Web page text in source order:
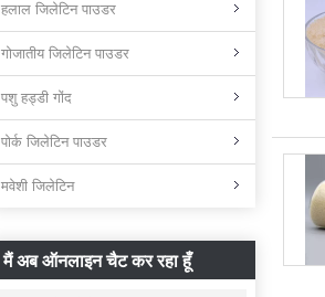
हलाल जिलेटिन पाउडर
गोजातीय जिलेटिन पाउडर
पशु हड्डी गोंद
पोर्क जिलेटिन पाउडर
मवेशी जिलेटिन
मैं अब ऑनलाइन चैट कर रहा हूँ